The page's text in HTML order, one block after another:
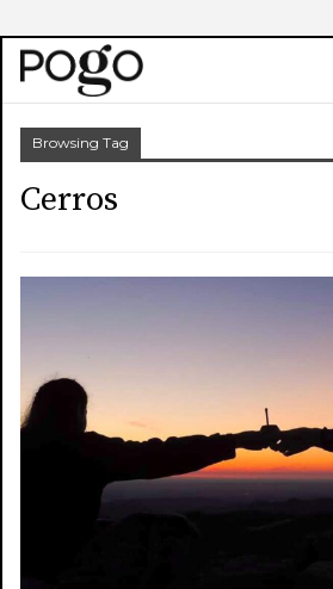
Browsing Tag
Cerros